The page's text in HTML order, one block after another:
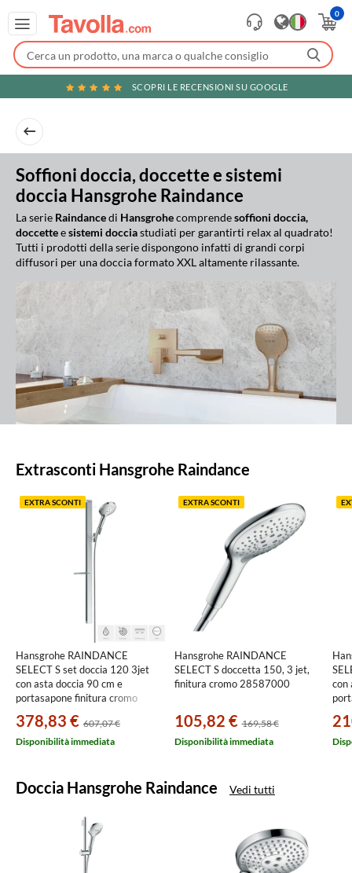
0
SCOPRI LE RECENSIONI SU GOOGLE
Soffioni doccia, doccette e sistemi
doccia Hansgrohe Raindance
La serie Raindancedi Hansgrohecomprendesoffioni doccia,
doccetteesistemi docciastudiati per garantirti relax al quadrato!
Tutti i prodotti della serie dispongono infatti di grandi corpi
diffusori per una doccia formato XXL altamente rilassante.
in
evidenza
Extrasconti Hansgrohe Raindance
EXTRA SCONTI
Hansgrohe RAINDANCE
SELECT S set doccia 120 3jet
con asta doccia 90 cm e
portasapone finitura cromo
378,83 € 607,07 €
Disponibilità immediata
EXTRA SCONTI
Hansgrohe RAINDANCE
SELECT S doccetta 150, 3 jet,
finitura cromo 28587000
105,82 € 169,58 €
Disponibilità immediata
con
Doccia Hansgrohe Raindance Vedi tutti